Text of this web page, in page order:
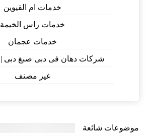
خدمات ام القيوين
خدمات راس الخيمة
خدمات عجمان
شركات دهان فى دبى صبغ دبى |0545574752
غير مصنف
موضوعات شائعة